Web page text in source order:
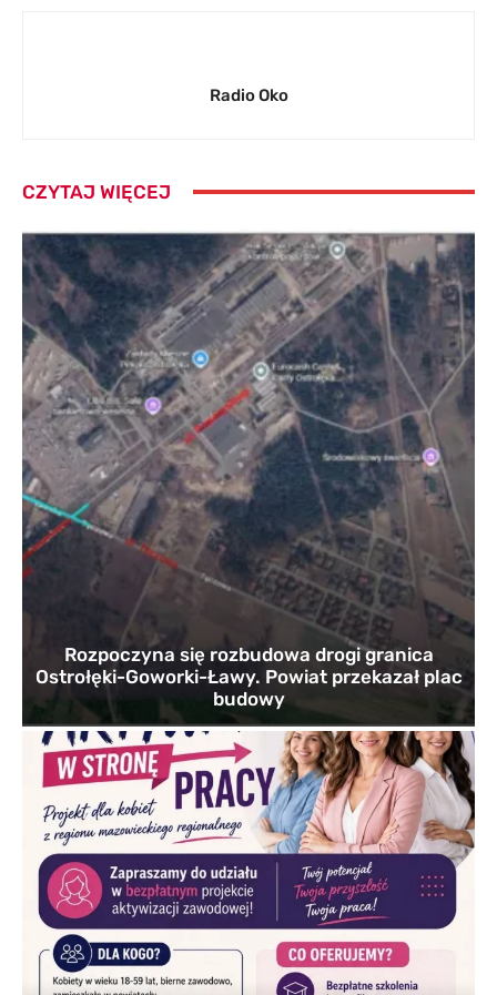
Radio Oko
CZYTAJ WIĘCEJ
Rozpoczyna się rozbudowa drogi granica
Ostrołęki-Goworki-Ławy. Powiat przekazał plac
budowy